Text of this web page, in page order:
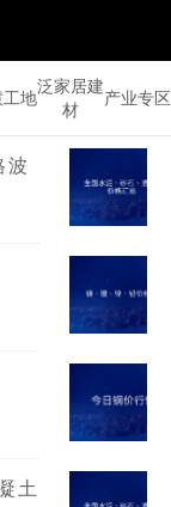
工地
泛家居建
材
产业专区
波
土